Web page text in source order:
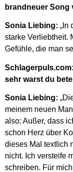
brandneuer Song
Sonia Liebing: „In
starke Verliebtheit.
Gefühle, die man
sehr warst du
Sonia Liebing:
meinem neuen
also: Außer, dass
schon Herz über
dieses Mal textlich
nicht. Ich versteife
schreiben. Für